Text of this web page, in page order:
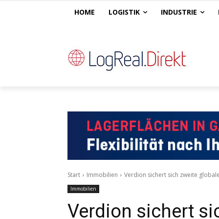
HOME LOGISTIK INDUSTRIE
Start Immobilien Verdion sichert sich zweite
Immobilien
Verdion sichert